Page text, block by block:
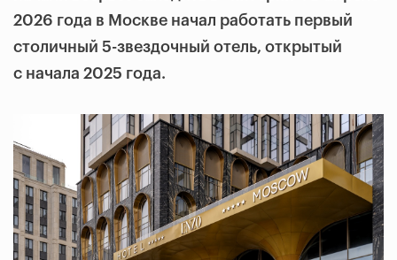
2026 года в Москве начал работать первый
столичный 5-звездочный отель, открытый
с начала 2025 года.